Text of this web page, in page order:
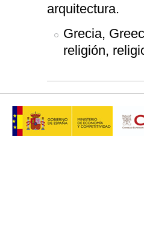
arquitectura.
Grecia,
religión,